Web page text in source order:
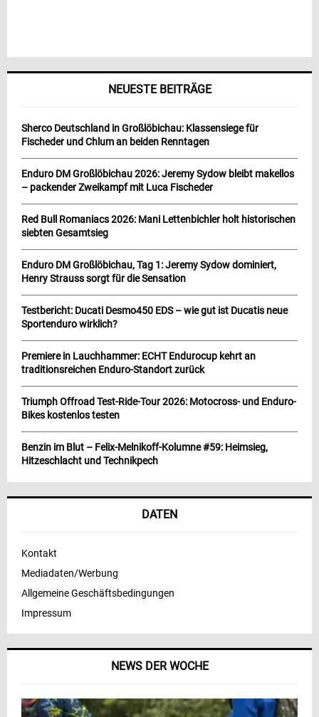
NEWS DER WOCHE
NEUESTE BEITRÄGE
Sherco Deutschland in Großlöbichau: Klassensiege für
Fischeder und Chlum an beiden Renntagen
Enduro DM Großlöbichau 2026: Jeremy Sydow bleibt makellos
– packender Zweikampf mit Luca Fischeder
Red Bull Romaniacs 2026: Mani Lettenbichler holt historischen
siebten Gesamtsieg
Enduro DM Großlöbichau, Tag 1: Jeremy Sydow dominiert,
Henry Strauss sorgt für die Sensation
Testbericht: Ducati Desmo450 EDS – wie gut ist Ducatis neue
Sportenduro wirklich?
Premiere in Lauchhammer: ECHT Endurocup kehrt an
traditionsreichen Enduro-Standort zurück
Triumph Offroad Test-Ride-Tour 2026: Motocross- und Enduro-
Bikes kostenlos testen
Benzin im Blut – Felix-Melnikoff-Kolumne #59: Heimsieg,
Hitzeschlacht und Technikpech
DATEN
Kontakt
Mediadaten/Werbung
Allgemeine Geschäftsbedingungen
Impressum